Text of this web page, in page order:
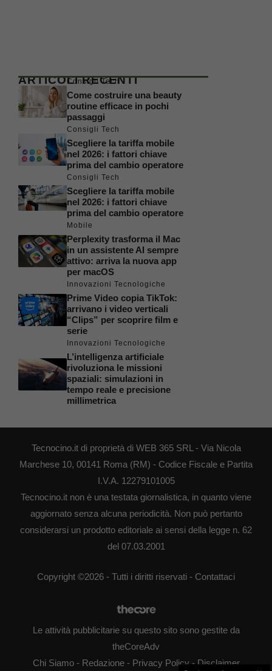
ARTICOLI RECENTI
Consigli Tech
Come costruire una beauty
routine efficace in pochi
passaggi
Consigli Tech
Scegliere la tariffa mobile
nel 2026: i fattori chiave
prima del cambio operatore
Consigli Tech
Scegliere la tariffa mobile
nel 2026: i fattori chiave
prima del cambio operatore
Mobile
Perplexity trasforma il Mac
in un assistente AI sempre
attivo: arriva la nuova app
per macOS
Innovazioni Tecnologiche
Prime Video copia TikTok:
arrivano i video verticali
“Clips” per scoprire film e
serie
Innovazioni Tecnologiche
L’intelligenza artificiale
rivoluziona le missioni
spaziali: simulazioni in
tempo reale e precisione
millimetrica
Tecnocino.it di proprietà di WEB 365 SRL - Via Nicola
Marchese 10, 00141 Roma (RM) - Codice Fiscale e Partita
I.V.A. 12279101005
Tecnocino.it non è una testata giornalistica, in quanto viene
aggiornato senza alcuna periodicità. Non può pertanto
considerarsi un prodotto editoriale ai sensi della legge n. 62
del 07.03.2001
Copyright ©2026 - Tutti i diritti riservati - Contattaci
Le attività pubblicitarie su questo sito sono gestite da
theCoreAdv
Chi Siamo- Redazione- Privacy Policy- Disclaimer